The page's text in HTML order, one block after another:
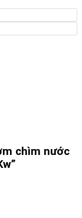
chìm nước